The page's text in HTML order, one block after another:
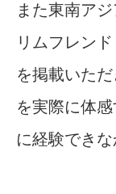
また東南ア
リムフレン
を掲載いた
を実際に体
に経験でき